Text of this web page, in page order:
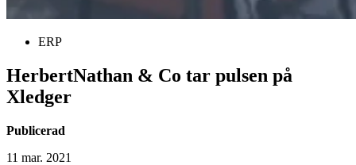
ERP
HerbertNathan & Co tar pulsen på
Xledger
Publicerad
11 mar. 2021